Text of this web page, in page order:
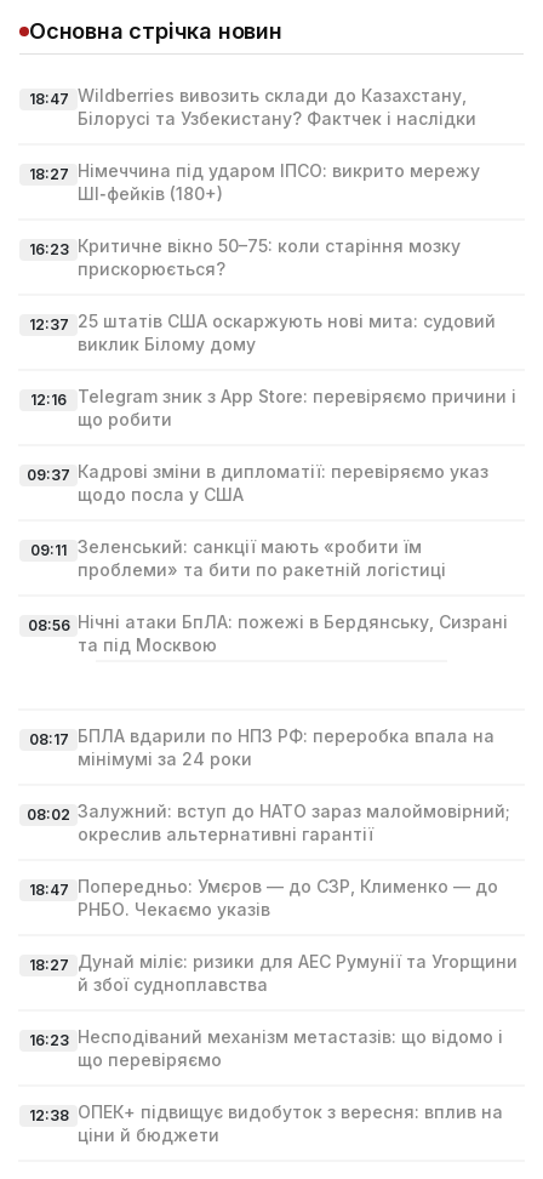
Основна стрічка новин
18:47 Wildberries вивозить склади до Казахстану,
Білорусі та Узбекистану? Фактчек і наслідки
18:27 Німеччина під ударом ІПСО: викрито мережу
ШІ‑фейків (180+)
16:23 Критичне вікно 50–75: коли старіння мозку
прискорюється?
12:37 25 штатів США оскаржують нові мита: судовий
виклик Білому дому
12:16
Telegram зник з App Store: перевіряємо причини і
що робити
09:37 Кадрові зміни в дипломатії: перевіряємо указ
щодо посла у США
09:11 Зеленський: санкції мають «робити їм
проблеми» та бити по ракетній логістиці
08:56 Нічні атаки БпЛА: пожежі в Бердянську, Сизрані
та під Москвою
08:17 БПЛА вдарили по НПЗ РФ: переробка впала на
мінімумі за 24 роки
08:02 Залужний: вступ до НАТО зараз малоймовірний;
окреслив альтернативні гарантії
18:47 Попередньо: Умєров — до СЗР, Клименко — до
РНБО. Чекаємо указів
18:27 Дунай міліє: ризики для АЕС Румунії та Угорщини
й збої судноплавства
16:23 Несподіваний механізм метастазів: що відомо і
що перевіряємо
12:38 ОПЕК+ підвищує видобуток з вересня: вплив на
ціни й бюджети